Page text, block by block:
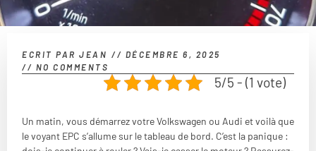
ECRIT PAR JEAN // DÉCEMBRE 6, 2025
// NO COMMENTS
5/5 - (1 vote)
Un matin, vous démarrez votre Volkswagen ou Audi et voilà que
le voyant EPC s’allume sur le tableau de bord. C’est la panique :